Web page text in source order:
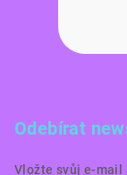
Odebírat
Vložte svůj e-mail